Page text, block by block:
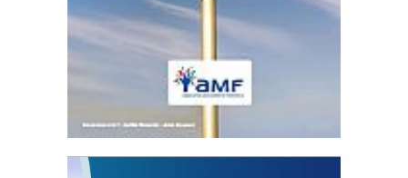
Statut de l’élu local